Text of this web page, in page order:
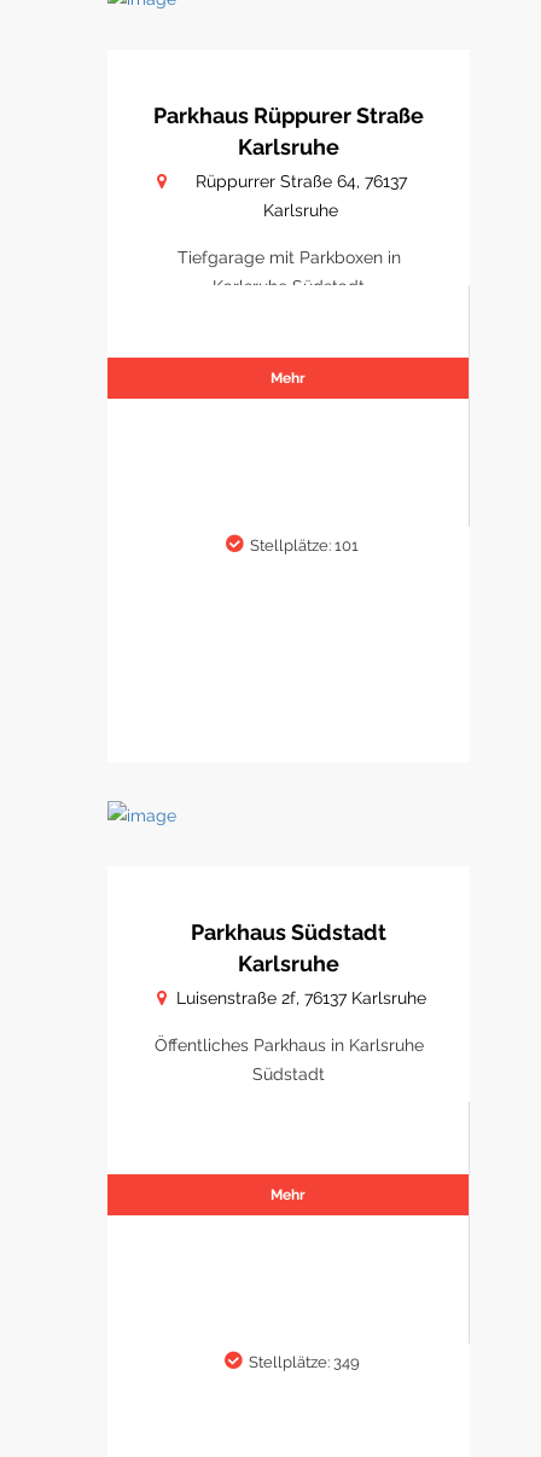
Parkhaus Rüppurer Straße
Karlsruhe
Rüppurrer Straße 64, 76137
Karlsruhe
Tiefgarage mit Parkboxen in
Karlsruhe Südstadt
Mehr
Stellplätze: 101
Parkhaus Südstadt
Karlsruhe
Luisenstraße 2f, 76137 Karlsruhe
Öffentliches Parkhaus in Karlsruhe
Südstadt
Mehr
Stellplätze: 349